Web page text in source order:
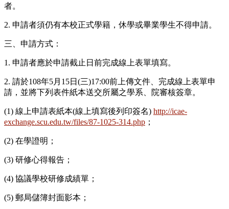
者。
2. 申請者須仍有本校正式學籍，休學或畢業學生不得申請。
三、申請方式：
1. 申請者應於申請截止日前完成線上表單填寫。
2. 請於108年5月15日(三)17:00前上傳文件、完成線上表單申
請，並將下列表件紙本送交所屬之學系、院審核簽章。
(1) 線上申請表紙本(線上填寫後列印簽名) http://icae-
exchange.scu.edu.tw/files/87-1025-314.php ；
(2) 在學證明；
(3) 研修心得報告；
(4) 協議學校研修成績單；
(5) 郵局儲簿封面影本；